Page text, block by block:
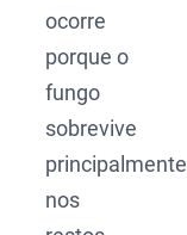
ocorre
porque o
fungo
sobrevive
principalmente
nos